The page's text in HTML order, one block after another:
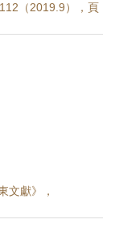
（2019.9），頁
文獻》，